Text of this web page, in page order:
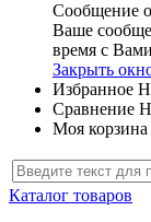
Сообщение
Ваше
время с
Закрыть
Избранное
Сравнение
Моя корзина
Каталог товаров